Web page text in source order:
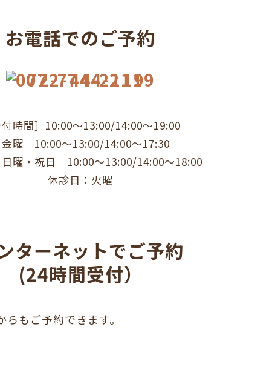
お電話でのご予約
072-744-2119
付時間］ 10:00～13:00/14:00～19:00
曜 10:00～13:00/14:00～17:30
曜・祝日 10:00～13:00/14:00～18:00
休診日：火曜
ターネットでご予約
(24時間受付）
らもご予約できます。